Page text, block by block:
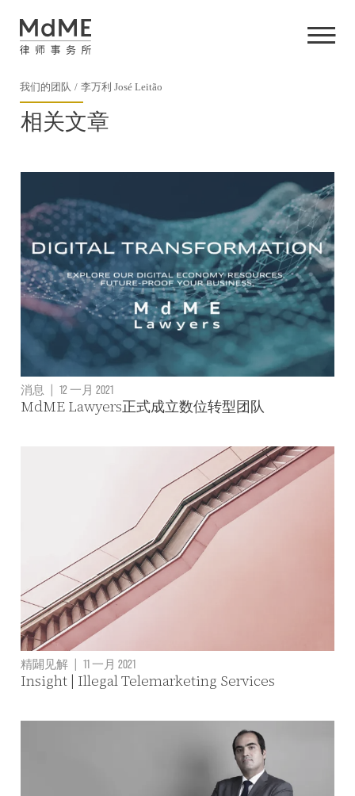
我们的团队 李万利 José Leitão
相关文章
消息 | 12 一月 2021
MdME Lawyers正式成立数位转型团队
精闢见解 | 11 一月 2021
Insight | Illegal Telemarketing Services